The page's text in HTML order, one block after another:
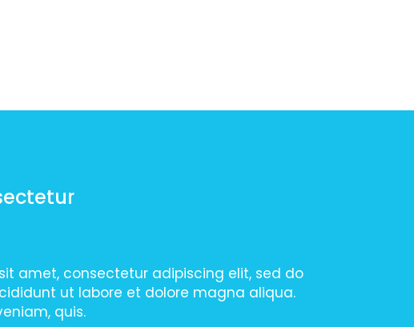
amet, consectetur adipiscing elit, sed do
ut labore et dolore magna aliqua.
quis.